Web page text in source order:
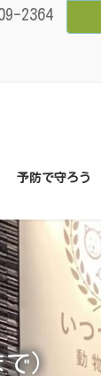
2364
予防で守ろう
）